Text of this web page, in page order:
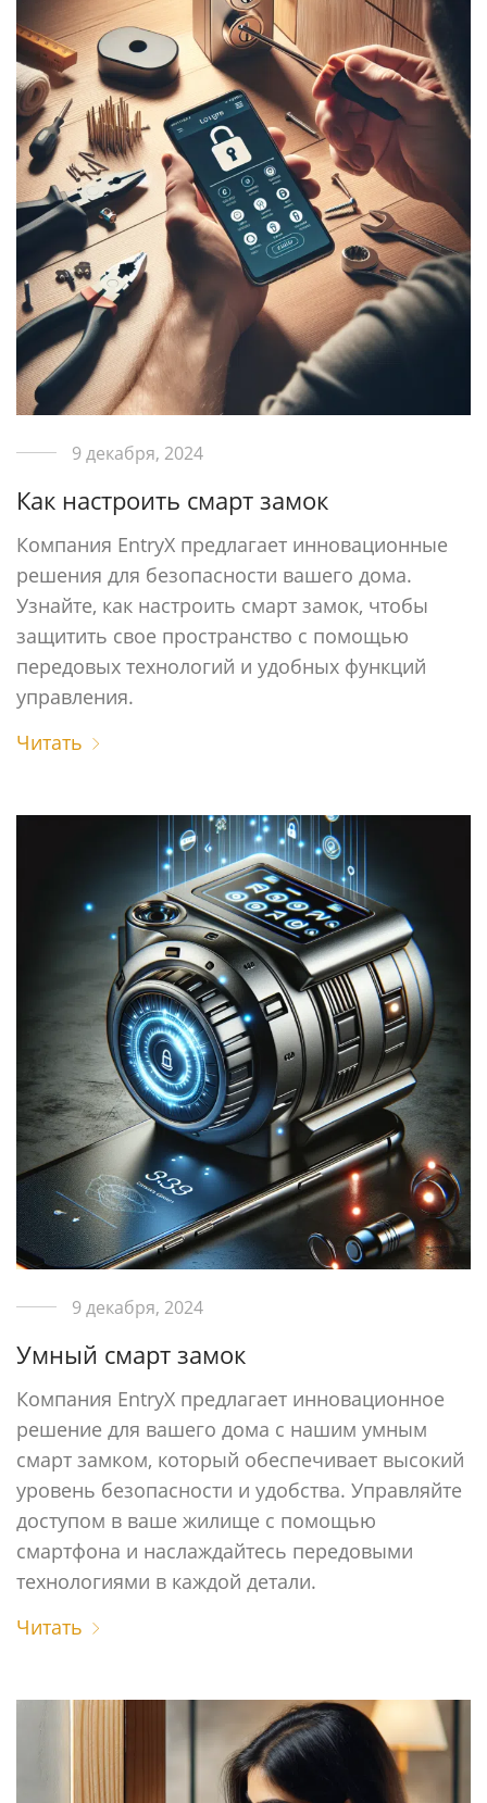
9 декабря, 2024
Как настроить смарт замок
Компания EntryX предлагает инновационные
решения для безопасности вашего дома.
Узнайте, как настроить смарт замок, чтобы
защитить свое пространство с помощью
передовых технологий и удобных функций
управления.
Читать
9 декабря, 2024
Умный смарт замок
Компания EntryX предлагает инновационное
решение для вашего дома с нашим умным
смарт замком, который обеспечивает высокий
уровень безопасности и удобства. Управляйте
доступом в ваше жилище с помощью
смартфона и наслаждайтесь передовыми
технологиями в каждой детали.
Читать